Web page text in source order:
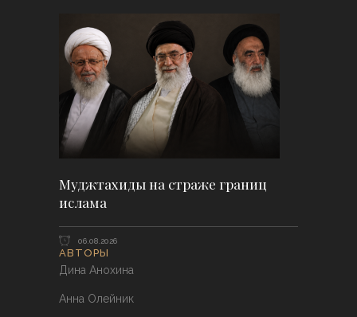
Муджтахиды на страже границ
ислама
06.08.2026
АВТОРЫ
Дина Анохина
Анна Олейник